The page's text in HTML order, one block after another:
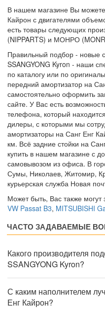
В нашем магазине Вы можете
Кайрон с двигателями
есть товары следующих
(NIPPARTS) и МОНРО
Правильный подбор - новые
SSANGYONG Kyron - наши
по каталогу или по
передний амортизатор на
самостоятельно оформить
сайте. У Вас есть
телефона, который
дилеры, с которыми мы
амортизаторы на Санг Енг
км. Всё задние стойки на
купить в нашем магазине с
самовывозом из офиса. В
Сумы, Николаев, Житомир,
курьерская служба Новая
Может быть, Вас также могут
VW Passat B3, MITSUBISHI
ЧАСТО ЗАДАВАЕМЫЕ
Какого производителя
SSANGYONG Kyron?
С каким наполнителем
Енг Кайрон?